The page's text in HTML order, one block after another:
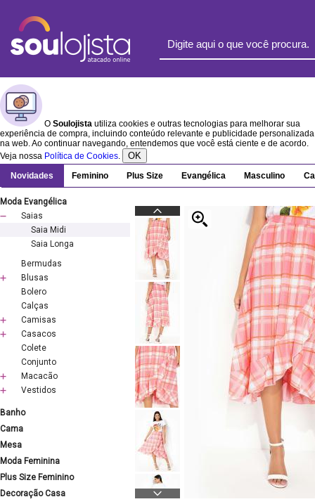
O Soulojista utiliza cookies e outras tecnologias para melhorar sua
experiência de compra, incluindo conteúdo relevante e publicidade personalizada
na web. Ao continuar navegando, entendemos que você está ciente e de acordo.
Veja nossa Política de Cookies. OK
Novidades Feminino Plus Size Evangélica Masculino
Moda Evangélica
Saias
Saia Midi
Saia Longa
Bermudas
Blusas
Bolero
Calças
Camisas
Casacos
Colete
Conjunto
Macacão
Vestidos
Banho
Cama
Mesa
Moda Feminina
Plus Size Feminino
Decoração Casa